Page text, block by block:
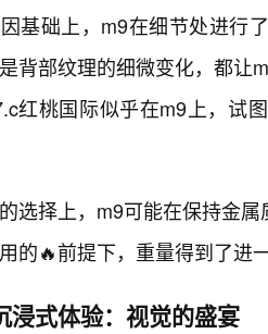
基础上，m9在细节处进行
背部纹理的细微变化，都让
红桃国际似乎在m9上，试
选择上，m9可能在保持金
的🔥前提下，重量得到了进
浸式体验：视觉的盛宴